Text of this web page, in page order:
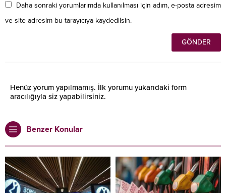
Daha sonraki yorumlarımda kullanılması için adım, e-posta adresim
ve site adresim bu tarayıcıya kaydedilsin.
Henüz yorum yapılmamış. İlk yorumu yukarıdaki form
aracılığıyla siz yapabilirsiniz.
Benzer Konular